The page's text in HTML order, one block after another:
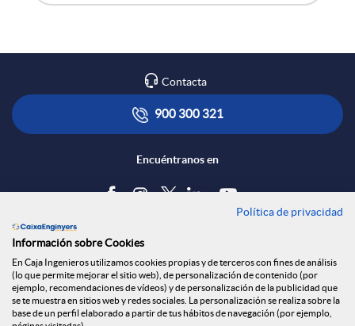
R
e
d
e
s
A
p
l
a
c
o
t
s
a
Contacta
900 300 321
Encuéntranos en
Tablón de anuncios
Política de cookies
Aviso legal
Seguridad Online
Política de privacidad
Información sobre Cookies
En Caja Ingenieros utilizamos cookies propias y de terceros con fines de análisis
(lo que permite mejorar el sitio web), de personalización de contenido (por
ejemplo, recomendaciones de vídeos) y de personalización de la publicidad que
se te muestra en sitios web y redes sociales. La personalización se realiza sobre la
base de un perfil elaborado a partir de tus hábitos de navegación (por ejemplo,